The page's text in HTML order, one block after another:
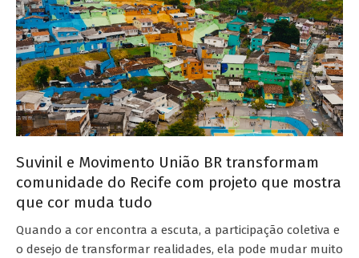
Suvinil e Movimento União BR transformam
comunidade do Recife com projeto que mostra
que cor muda tudo
Quando a cor encontra a escuta, a participação coletiva e
o desejo de transformar realidades, ela pode mudar muito